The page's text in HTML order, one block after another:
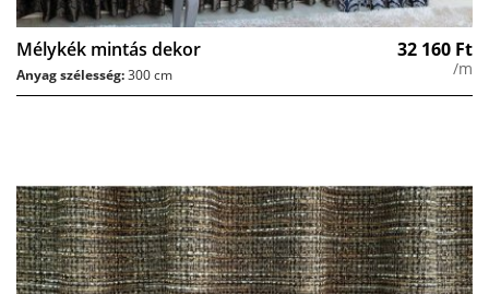
Mélykék mintás dekor 32 160 Ft
/m
Anyag szélesség:300 cm